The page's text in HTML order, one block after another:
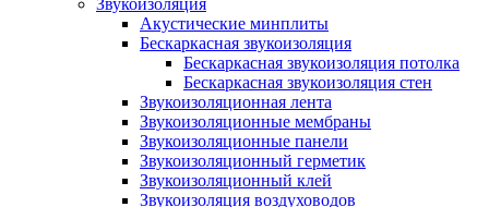
Звукоизоляция
Акустические минплиты
Бескаркасная звукоизоляция
Бескаркасная звукоизоляция потолка
Бескаркасная звукоизоляция стен
Звукоизоляционная лента
Звукоизоляционные мембраны
Звукоизоляционные панели
Звукоизоляционный герметик
Звукоизоляционный клей
Звукоизоляция воздуховодов